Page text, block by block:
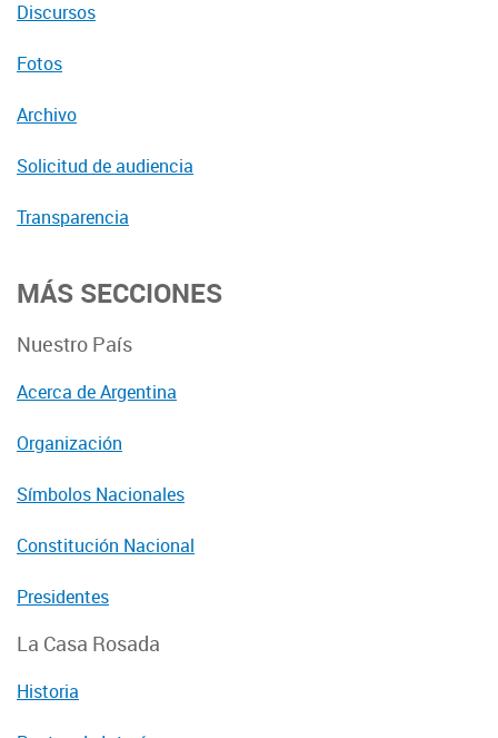
Discursos
Fotos
Archivo
Solicitud de audiencia
Transparencia
MÁS SECCIONES
Nuestro País
Acerca de Argentina
Organización
Símbolos Nacionales
Constitución Nacional
Presidentes
La Casa Rosada
Historia